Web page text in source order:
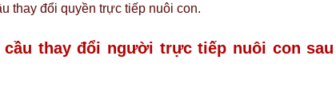
thay đổi quyền trực tiếp nuôi con.
thay đổi người trực tiếp nuôi con